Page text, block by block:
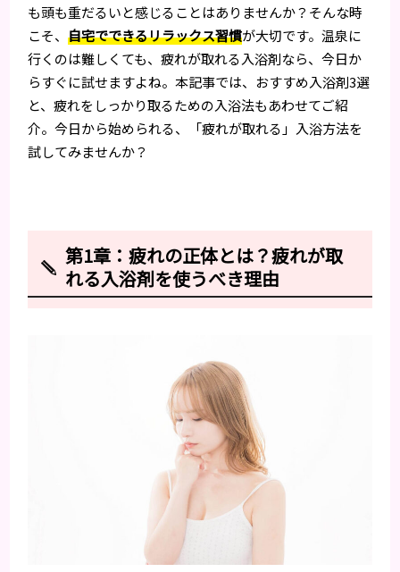
も頭も重だるいと感じることはありませんか？そんな時
こそ、自宅でできるリラックス習慣が大切です。温泉に
行くのは難しくても、疲れが取れる入浴剤なら、今日か
らすぐに試せますよね。本記事では、おすすめ入浴剤3選
と、疲れをしっかり取るための入浴法もあわせてご紹
介。今日から始められる、「疲れが取れる」入浴方法を
試してみませんか？
第1章：疲れの正体とは？疲れが取
れる入浴剤を使うべき理由